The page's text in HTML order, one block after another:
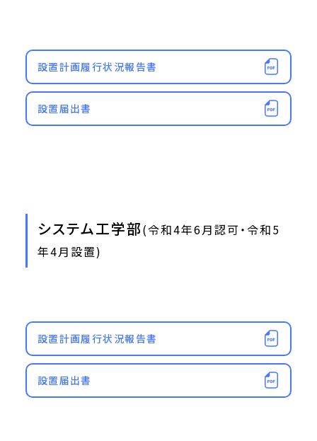
設置計画履行状況報告書
設置届出書
システム工学部(令和4年6月認可・令和5
年4月設置)
設置計画履行状況報告書
設置届出書